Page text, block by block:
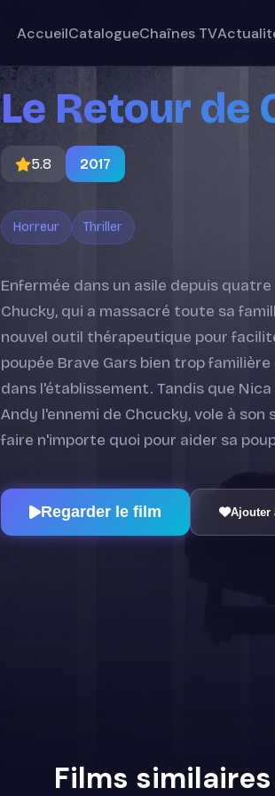
AccueilCatalogueChaînes TV
Le Retour de
5.8 2017
Horreur Thriller
Enfermée dans un asile depuis
Chucky, qui a massacré toute sa
nouvel outil thérapeutique pour
poupée Brave Gars bien trop
dans l'établissement. Tandis que
Andy l'ennemi de Chcucky, vole à
faire n'importe quoi pour aider sa
Regarder le film Ajouter
Films similaires